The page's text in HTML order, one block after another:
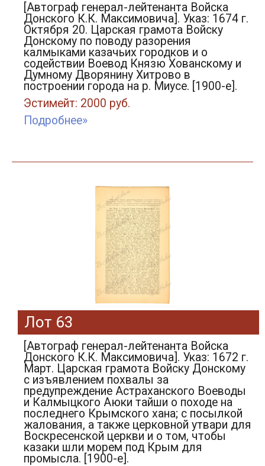
[Автограф генерал-лейтенанта Войска
Донского К.К. Максимовича]. Указ: 1674 г.
Октября 20. Царская грамота Войску
Донскому по поводу разорения
калмыками казачьих городков и о
содействии Воевод Князю Хованскому и
Думному Дворянину Хитрово в
построении города на р. Миусе. [1900-е].
Эстимейт: 2000 руб.
Подробнее»
Лот 63
[Автограф генерал-лейтенанта Войска
Донского К.К. Максимовича]. Указ: 1672 г.
Март. Царская грамота Войску Донскому
с изъявлением похвалы за
предупреждение Астраханского Воеводы
и Калмыцкого Аюки тайши о походе на
последнего Крымского хана; с посылкой
жалования, а также церковной утвари для
Воскресенской церкви и о том, чтобы
казаки шли морем под Крым для
промысла. [1900-е].